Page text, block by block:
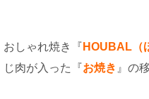
おしゃれ焼き『 HOUBAL（
じ肉が入った『お焼き 』の